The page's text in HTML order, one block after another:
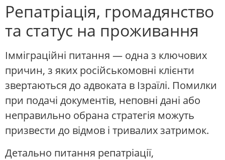
Репатріація, громадянство
та статус на проживання
Імміграційні питання — одна з ключових
причин, з яких російськомовні клієнти
звертаються до адвоката в Ізраїлі. Помилки
при подачі документів, неповні дані або
неправильно обрана стратегія можуть
призвести до відмов і тривалих затримок.
Детально питання репатріації,